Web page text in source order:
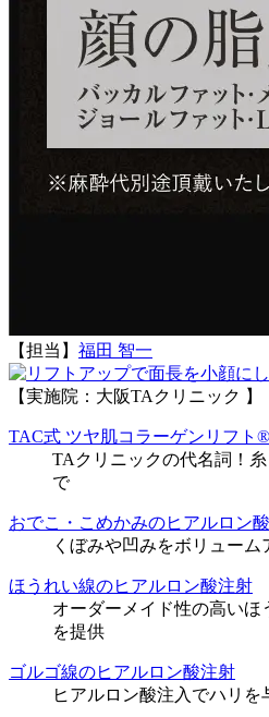
【担当】 福田 智一
【実施院：大阪TAクリニック 】
TAC式 ツヤ肌コラーゲンリフト®
TAクリニックの代名詞！
で
おでこ・こめかみのヒアルロン
くぼみや凹みをボリュー
ほうれい線のヒアルロン酸注射
オーダーメイド性の高いほ
を提供
ゴルゴ線のヒアルロン酸注射
ヒアルロン酸注入でハリを